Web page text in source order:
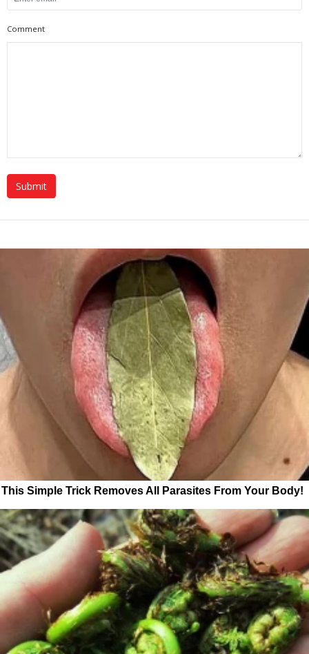
Comment
This Simple Trick Removes All Parasites From Your Body!